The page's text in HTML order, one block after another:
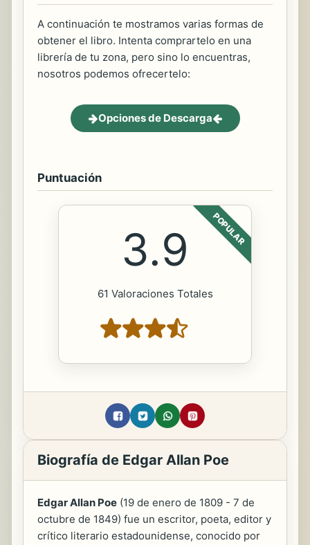
A continuación te mostramos varias formas de
obtener el libro. Intenta comprartelo en una
librería de tu zona, pero sino lo encuentras,
nosotros podemos ofrecertelo:
Opciones de Descarga
Puntuación
POPULAR
3.9
61 Valoraciones Totales
Biografía de Edgar Allan Poe
Edgar Allan Poe (19 de enero de 1809 - 7 de
octubre de 1849) fue un escritor, poeta, editor y
crítico literario estadounidense, conocido por